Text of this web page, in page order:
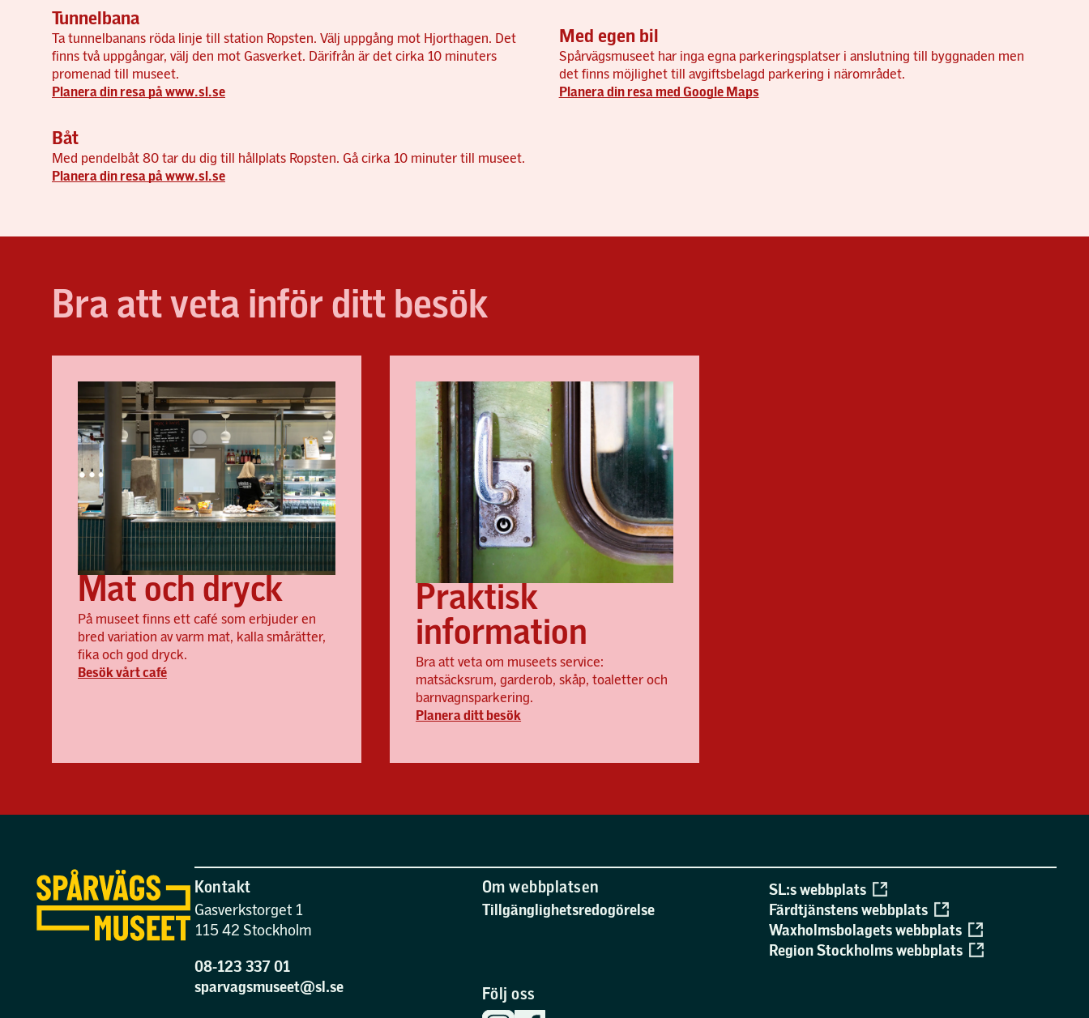
Tunnelbana
Ta tunnelbanans röda linje till station Ropsten. Välj uppgång mot Hjorthagen. Det
finns två uppgångar, välj den mot Gasverket. Därifrån är det cirka 10 minuters
promenad till museet.
Planera din resa på www.sl.se
Båt
Med pendelbåt 80 tar du dig till hållplats Ropsten. Gå cirka 10 minuter till museet.
Planera din resa på www.sl.se
Med egen bil
Spårvägsmuseet har inga egna parkeringsplatser i anslutning till byggnaden men
det finns möjlighet till avgiftsbelagd parkering i närområdet.
Planera din resa med Google Maps
Bra att veta inför ditt besök
Mat och dryck
På museet finns ett café som erbjuder en
bred variation av varm mat, kalla smårätter,
fika och god dryck.
Besök vårt café
Praktisk
information
Bra att veta om museets service:
matsäcksrum, garderob, skåp, toaletter och
barnvagnsparkering.
Planera ditt besök
Kontakt
Gasverkstorget 1
115 42 Stockholm
08-123 337 01
sparvagsmuseet@sl.se
Om webbplatsen
Tillgänglighetsredogörelse
Följ oss
SL:s webbplats
Färdtjänstens webbplats
Waxholmsbolagets webbplats
Region Stockholms webbplats